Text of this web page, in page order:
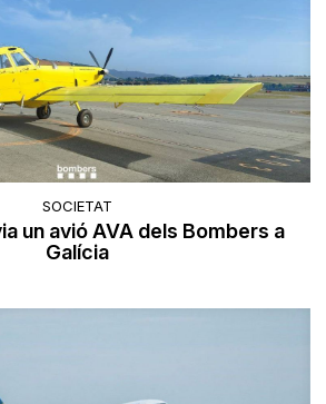
SOCIETAT
un avió AVA dels Bombers a
Galícia